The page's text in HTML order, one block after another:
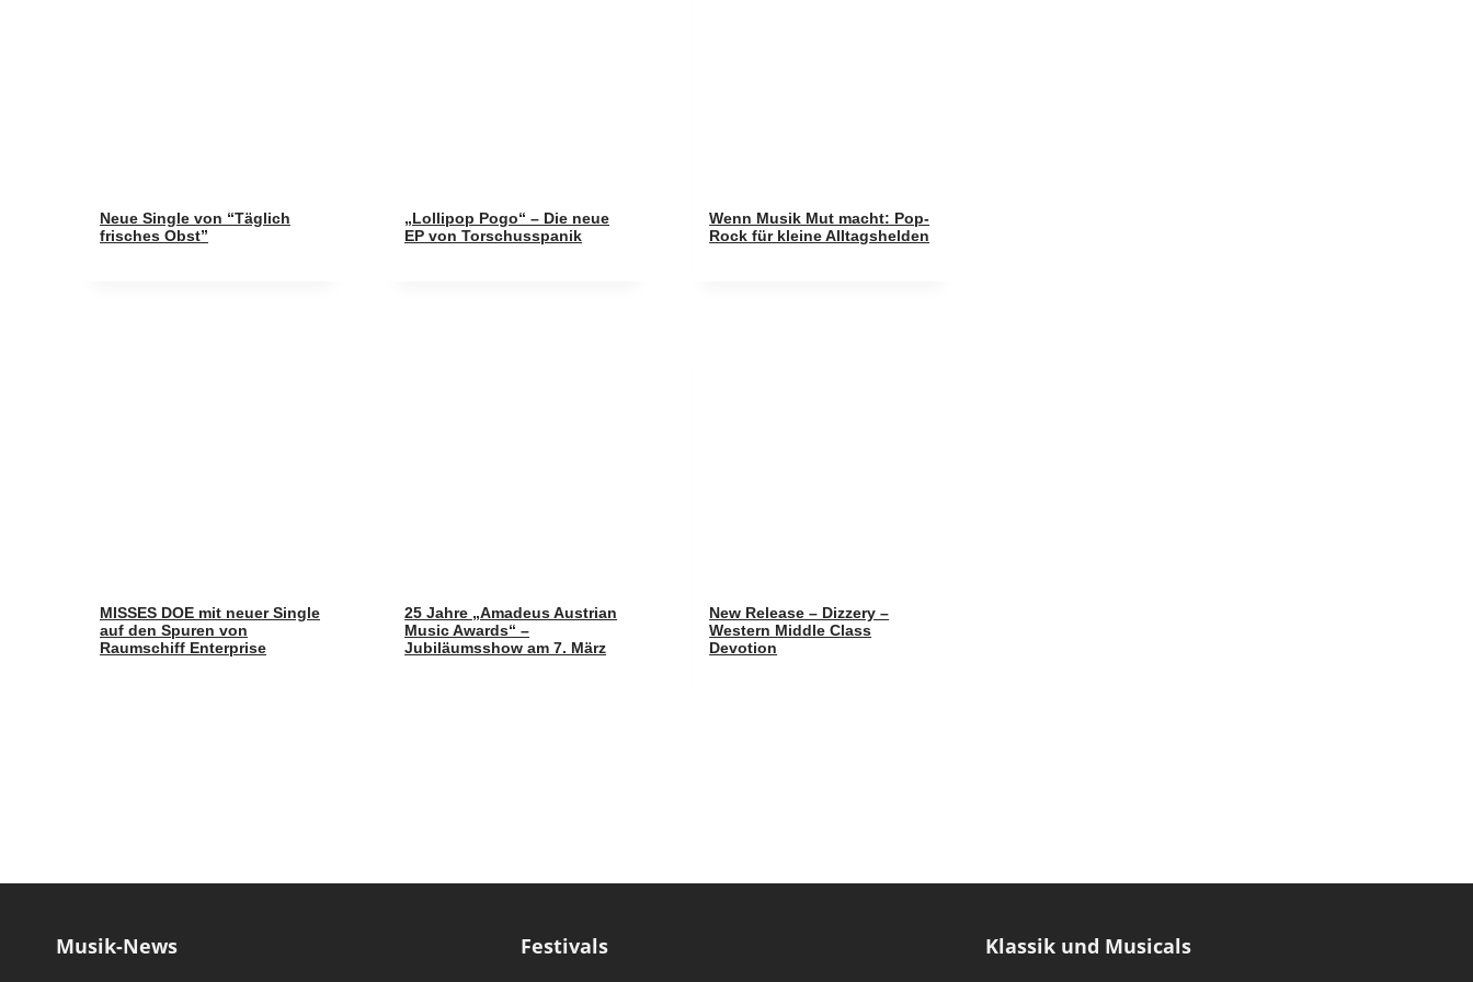
Neue Single von “Täglich
frisches Obst”
„Lollipop Pogo“ – Die neue
EP von Torschusspanik
Wenn Musik Mut macht: Pop-
Rock für kleine Alltagshelden
MISSES DOE mit neuer Single
auf den Spuren von
Raumschiff Enterprise
25 Jahre „Amadeus Austrian
Music Awards“ –
Jubiläumsshow am 7. März
New Release – Dizzery –
Western Middle Class
Devotion
Musik-News Festivals Klassik und Musicals